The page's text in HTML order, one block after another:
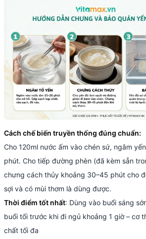
Cách chế biến truyền thống đúng chuẩn:
Cho 120ml nước ấm vào chén sứ, ngâm
phút. Cho tiếp đường phèn (đã kèm sẵn
chưng cách thủy khoảng 30–45 phút cho
sợi và có mùi thơm là dùng được.
Thời điểm tốt nhất: Dùng vào buổi sáng
buổi tối trước khi đi ngủ khoảng 1 giờ – cơ
chất tối đa